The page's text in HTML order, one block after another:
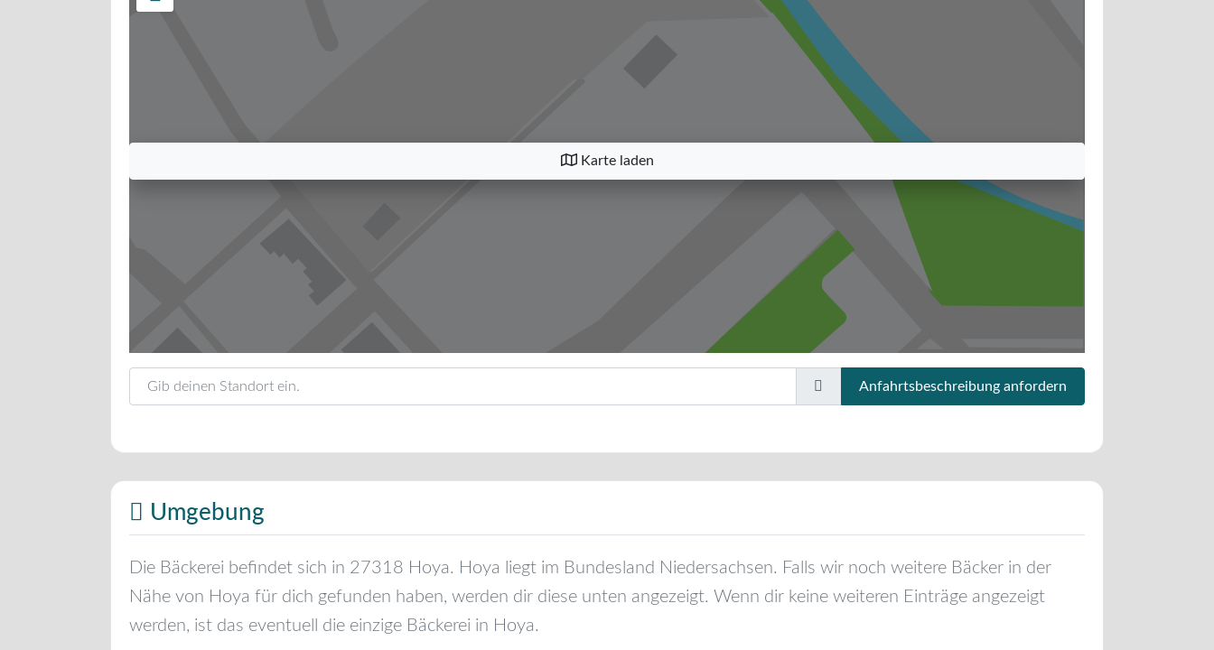
Karte laden
Anfahrtsbeschreibung anfordern
Umgebung
Die Bäckerei befindet sich in 27318 Hoya. Hoya liegt im Bundesland Niedersachsen. Falls wir noch weitere Bäcker in der
Nähe von Hoya für dich gefunden haben, werden dir diese unten angezeigt. Wenn dir keine weiteren Einträge angezeigt
werden, ist das eventuell die einzige Bäckerei in Hoya.